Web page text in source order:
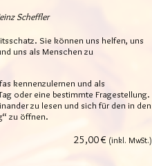
Scheffler
Sie können uns helfen, uns
uns als Menschen zu
kennenzulernen und als
oder eine bestimmte Fragestellung.
zu lesen und sich für den in den
zu öffnen.
25,00 € (inkl. MwSt.)